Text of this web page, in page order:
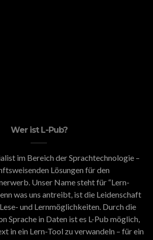
Wer ist L-Pub?
im Bereich der Sprachtechnologie –
Lösungen für den
Unser Name steht für “Lern-
was uns antreibt, ist die Leidenschaft
und Lernmöglichkeiten. Durch die
Sprache in Daten ist es L-Pub möglich,
in ein Lern-Tool zu verwandeln – für ein